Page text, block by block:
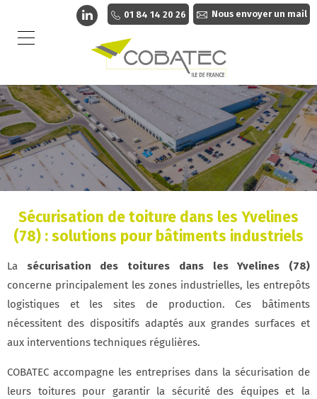
01 84 14 20 26 Nous envoyer un mail
Sécurisation de toiture dans les Yvelines
(78) : solutions pour bâtiments industriels
La sécurisation des toitures dans les Yvelines (78)
concerne principalement les zones industrielles, les entrepôts
logistiques et les sites de production. Ces bâtiments
nécessitent des dispositifs adaptés aux grandes surfaces et
aux interventions techniques régulières.
COBATEC accompagne les entreprises dans la sécurisation de
leurs toitures pour garantir la sécurité des équipes et la